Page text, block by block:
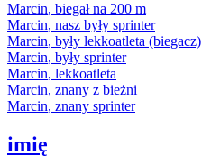
Marcin, biegał na 200 m
Marcin, nasz były sprinter
Marcin, były lekkoatleta (biegacz)
Marcin, były sprinter
Marcin, lekkoatleta
Marcin, znany z bieżni
Marcin, znany sprinter
imię